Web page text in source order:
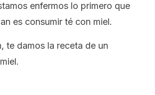
enfermos lo primero que
es consumir té con miel.
te damos la receta de un